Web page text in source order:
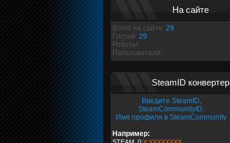
На сайте
Всего на сайте: 29
Гостей: 29
Роботы:
Пользователи:
SteamID конвертер
Введите SteamID,
SteamCommunityID,
Имя профиля в SteamCommunity
Например: